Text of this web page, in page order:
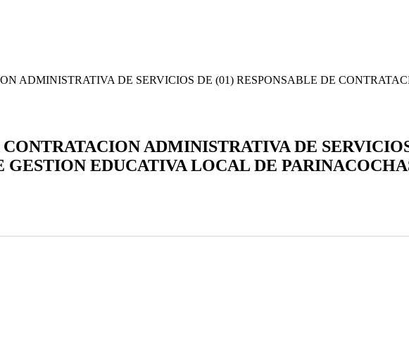
ADMINISTRATIVA DE SERVICIOS DE (01) RESPONSABLE DE
ADMINISTRATIVA DE
EDUCATIVA LOCAL DE